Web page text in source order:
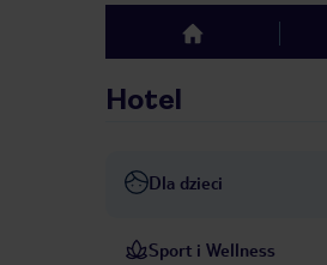
top
Hotel
Dla dzieci
Sport i Wellness